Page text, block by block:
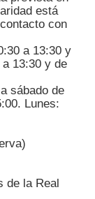
está
con
a 13:30 y
13:30 y de
sábado de
Lunes:
de la Real